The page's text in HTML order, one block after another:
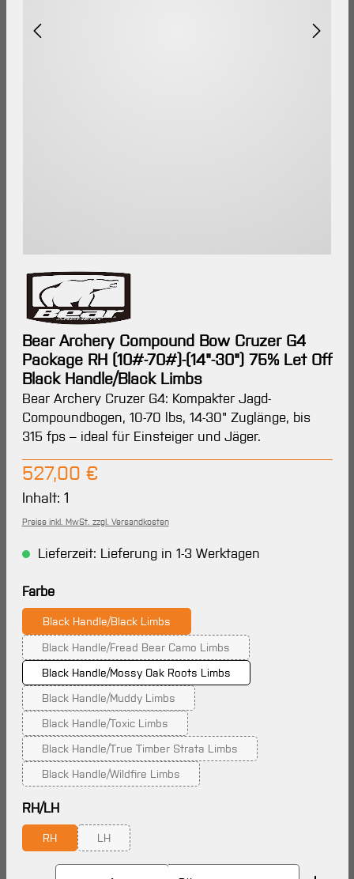
Bear Archery Compound Bow Cruzer G4
Package RH (10#-70#)-(14"-30") 75% Let Off
Black Handle/Black Limbs
Bear Archery Cruzer G4: Kompakter Jagd-
Compoundbogen, 10-70 lbs, 14-30" Zuglänge, bis
315 fps – ideal für Einsteiger und Jäger.
Regulärer Preis:
527,00 €
Inhalt: 1
Preise inkl. MwSt. zzgl. Versandkosten
Lieferzeit: Lieferung in 1-3 Werktagen
Farbeauswählen
Black Handle/Black Limbs
Black Handle/Fread Bear Camo Limbs
(Diese Option ist zurzeit nicht verfügbar.)
Black Handle/Mossy Oak Roots Limbs
Black Handle/Muddy Limbs
(Diese Option ist zurzeit nicht verfügbar.)
Black Handle/Toxic Limbs
(Diese Option ist zurzeit nicht verfügbar.)
Black Handle/True Timber Strata Limbs
(Diese Option ist zurzeit nicht verfügbar.)
Black Handle/Wildfire Limbs
(Diese Option ist zurzeit nicht verfügbar.)
RH/LHauswählen
RH LH
(Diese Option ist zurzeit nicht verfügbar.)
Produkt Anzahl: Gib den gewünschten Wert ein